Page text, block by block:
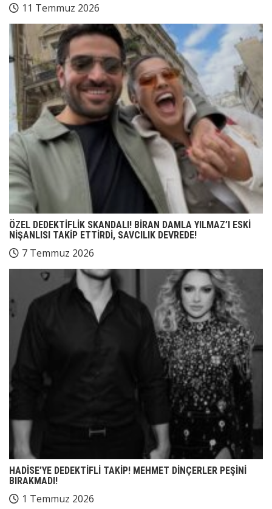
11 Temmuz 2026
ÖZEL DEDEKTİFLİK SKANDALI! BİRAN DAMLA YILMAZ’I ESKİ
NİŞANLISI TAKİP ETTİRDİ, SAVCILIK DEVREDE!
7 Temmuz 2026
HADİSE’YE DEDEKTİFLİ TAKİP! MEHMET DİNÇERLER PEŞİNİ
BIRAKMADI!
1 Temmuz 2026